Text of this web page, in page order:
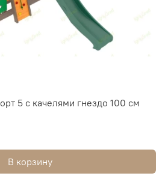
5 с качелями гнездо 100 см
В корзину